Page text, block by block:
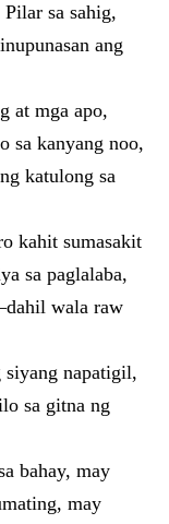
sa sahig,
ang
at mga apo,
sa kanyang noo,
katulong sa
kahit sumasakit
sa paglalaba,
wala raw
siyang napatigil,
sa gitna ng
bahay, may
may